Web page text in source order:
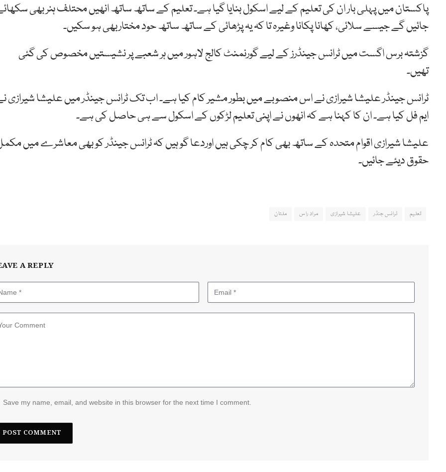
پاکستان میں پہلی بار ان کی تعلیم کے لیے اسکول بنایا گیا ہے۔ تعلیم کے ساتھ ساتھ انھیں محتلف ہنر بھی
جائیں گے جیسے سلائی، کھانا پکانا وغیرہ تا کہ یہ پڑھائی کے ساتھ ساتھ حود مختاربھی ہو سکیں۔
گزشتہ برس اگست میں ٹرانس جینڈرز کے لیے گورنمنٹ کالج لاہور میں ہر شعبے پر نشیستیں مخصوص کی گئی
تھیں۔
ٹرانس جینڈر علیشا شیرازی نے اس منصوبے میں بطور مشیر کام کیا ہے۔ اب تک ٹرانس جینڈر میں علیشا شیرازی
ایم فل کیا ہے۔ ان کا کہنا ہے کہ انھوں نے اپنی تعلیم لڑکوں کے اسکول سے ہی حاصل کی ہے۔
علیشا شیرازی اقوام متحدہ کے ساتھ بھی کام کر چکی ہیں اوردعا گو ہیں کہ ٹرانس جینڈر کو بھی معاشرے میں
حقوق دیئے جائیں۔
تعلیم ٹرانس جنڈر علیشا شیرازی مراد راس ملتان
A REPLY
Save my name, email, and website in this browser for the next time I comment.